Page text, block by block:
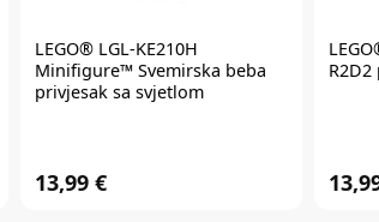
LEGO® LGL-KE210H
Minifigure™ Svemirska beba
privjesak sa svjetlom
13,99 €